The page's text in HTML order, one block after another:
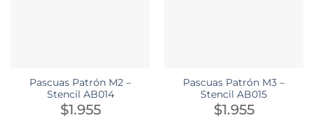
Pascuas Patrón M2 –
Stencil AB014
$1.955
Pascuas Patrón M3 –
Stencil AB015
$1.955